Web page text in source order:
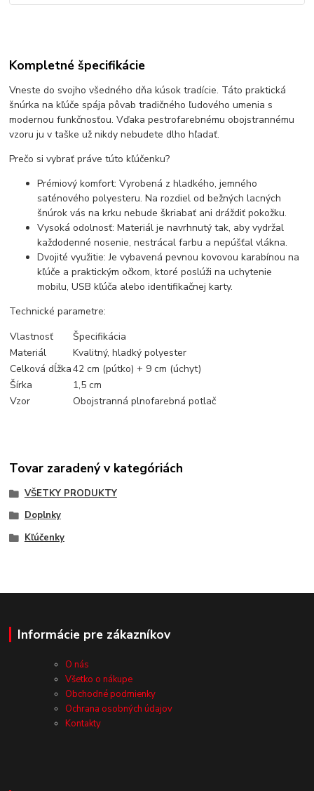
Kompletné špecifikácie
Vneste do svojho všedného dňa kúsok tradície. Táto praktická
šnúrka na kľúče spája pôvab tradičného ľudového umenia s
modernou funkčnosťou. Vďaka pestrofarebnému obojstrannému
vzoru ju v taške už nikdy nebudete dlho hľadať.
Prečo si vybrať práve túto kľúčenku?
Prémiový komfort: Vyrobená z hladkého, jemného
saténového polyesteru. Na rozdiel od bežných lacných
šnúrok vás na krku nebude škriabať ani dráždiť pokožku.
Vysoká odolnosť: Materiál je navrhnutý tak, aby vydržal
každodenné nosenie, nestrácal farbu a nepúšťal vlákna.
Dvojité využitie: Je vybavená pevnou kovovou karabínou na
kľúče a praktickým očkom, ktoré poslúži na uchytenie
mobilu, USB kľúča alebo identifikačnej karty.
Technické parametre:
Vlastnosť
Špecifikácia
Materiál
Kvalitný, hladký polyester
Celková dĺžka42 cm (pútko) + 9 cm (úchyt)
Šírka
1,5 cm
Vzor
Obojstranná plnofarebná potlač
Tovar zaradený v kategóriách
VŠETKY PRODUKTY
Doplnky
Kľúčenky
Informácie pre zákazníkov
O nás
Všetko o nákupe
Obchodné podmienky
Ochrana osobných údajov
Kontakty